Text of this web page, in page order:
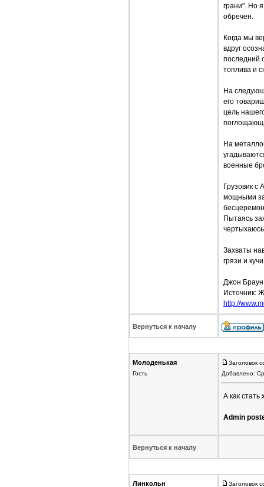
грани". Но
обречен.
Когда мы
вдруг
последний
топлива и
На
его
цель
На
военные
Грузовик с
мощными
Пытаясь
Захваты
грязи и
Джон Браун
Источник:
http://
Вернуться к началу
Молоденькая
Гость
Заголовок
Добавлено:
А как
Admin
Вернуться к началу
Линкольн
Заголовок